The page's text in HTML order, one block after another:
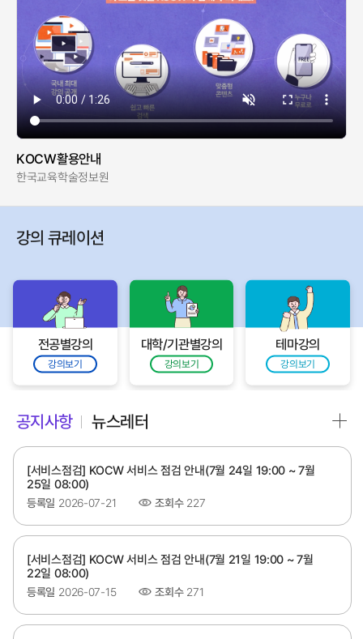
KOCW활용안내
한국교육학술정보원
강의 큐레이션
전공별강의
강의보기
대학/기관별강의
강의보기
테마강의
강의보기
공지사항 뉴스레터
[서비스점검] KOCW 서비스 점검 안내(7월 24일 19:00 ~ 7월
25일 08:00)
등록일 2026-07-21 조회수 227
[서비스점검] KOCW 서비스 점검 안내(7월 21일 19:00 ~ 7월
22일 08:00)
등록일 2026-07-15 조회수 271